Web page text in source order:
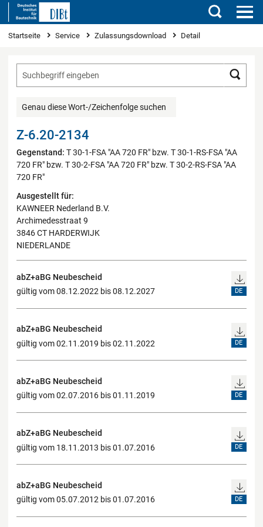
Suchen
Sie sind hier
Startseite Service Zulassungsdownload Detail
Genau diese Wort-/Zeichenfolge suchen
Z-6.20-2134
Gegenstand: T 30-1-FSA "AA 720 FR" bzw. T 30-1-RS-FSA "AA
720 FR" bzw. T 30-2-FSA "AA 720 FR" bzw. T 30-2-RS-FSA "AA
720 FR"
Ausgestellt für:
KAWNEER Nederland B.V.
Archimedesstraat 9
3846 CT HARDERWIJK
NIEDERLANDE
abZ+aBG Neubescheid
gültig vom 08.12.2022 bis 08.12.2027
DE
abZ+aBG Neubescheid
gültig vom 02.11.2019 bis 02.11.2022
DE
abZ+aBG Neubescheid
gültig vom 02.07.2016 bis 01.11.2019
DE
abZ+aBG Neubescheid
gültig vom 18.11.2013 bis 01.07.2016
DE
abZ+aBG Neubescheid
gültig vom 05.07.2012 bis 01.07.2016
DE